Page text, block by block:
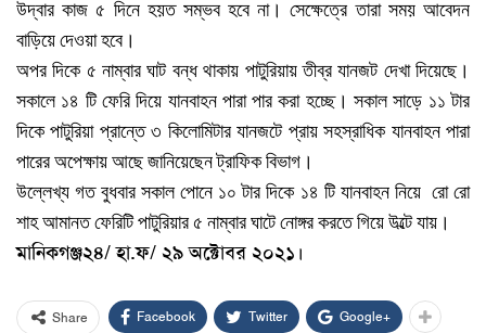
উদ্বার কাজ ৫ দিনে হয়ত সম্ভব হবে না। সেক্ষেত্রে তারা সময় আবেদন
বাড়িয়ে দেওয়া হবে।
অপর দিকে ৫ নাম্বার ঘাট বন্ধ থাকায় পাটুরিয়ায় তীব্র যানজট দেখা দিয়েছে।
সকালে ১৪ টি ফেরি দিয়ে যানবাহন পারা পার করা হচ্ছে। সকাল সাড়ে ১১ টার
দিকে পাটুরিয়া প্রান্তে ৩ কিলোমিটার যানজটে প্রায় সহস্রাধিক যানবাহন পারা
পারের অপেক্ষায় আছে জানিয়েছেন ট্রাফিক বিভাগ।
উল্লেখ্য গত বুধবার সকাল পোনে ১০ টার দিকে ১৪ টি যানবাহন নিয়ে রো রো
শাহ আমানত ফেরিটি পাটুরিয়ার ৫ নাম্বার ঘাটে নোঙ্গর করতে গিয়ে উল্টে যায়।
মানিকগঞ্জ২৪/ হা.ফ/ ২৯ অক্টোবর ২০২১।
Share Facebook Twitter Google+